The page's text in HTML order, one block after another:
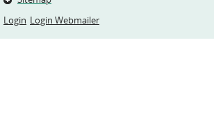
Login Login Webmailer